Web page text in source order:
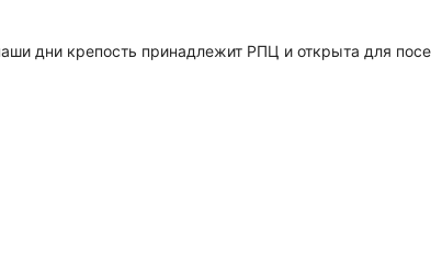
дни крепость принадлежит РПЦ и открыта для